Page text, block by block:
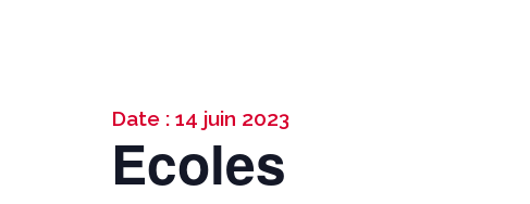
Date : 14 juin 2023
Ecoles